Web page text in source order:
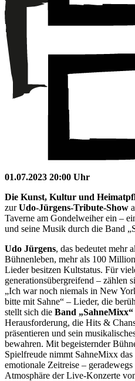
01.07.2023 20:00 Uhr
Die Kunst, Kultur und
zurUdo-Jürgens-Tribute-Show
Taverne am Gondelweiher ein –
und seine Musik durch die Band
Udo Jürgens, das bedeutet mehr
Bühnenleben, mehr als 100
Lieder besitzen Kultstatus. Für
generationsübergreifend – zählen
„Ich war noch niemals in New
bitte mit Sahne“ – Lieder, die
stellt sich die Band „SahneMixx“
Herausforderung, die Hits &
präsentieren und sein
bewahren. Mit begeisternder
Spielfreude nimmt SahneMixx
emotionale Zeitreise –
Atmosphäre der Live-Konzerte